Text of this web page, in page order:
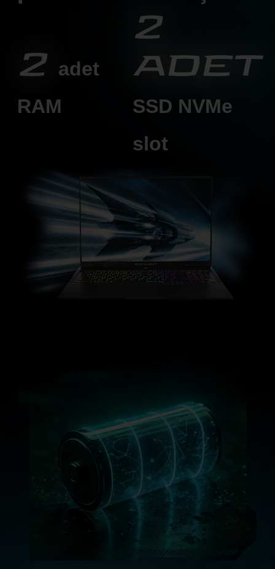
2 adet
RAM
2
adet
SSD NVMe
slot